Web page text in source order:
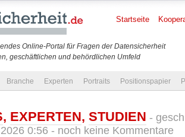
Online-Portal für Fragen der Datensicherheit
geschäftlichen und behördlichen Umfeld
Startseite
Branche Experten Portraits Positionspapier
, EXPERTEN, STUDIEN -
0:56 - noch keine Kommentare